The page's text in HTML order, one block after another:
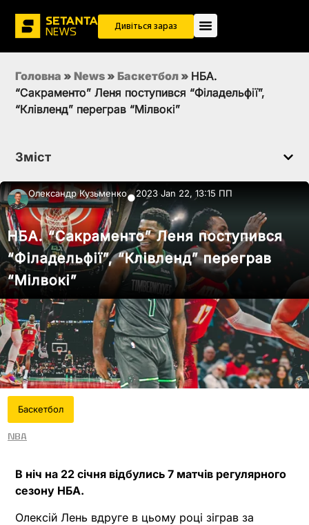
Дивіться зараз
Головна » News » Баскетбол » НБА.
“Сакраменто” Леня поступився “Філадельфії”,
“Клівленд” переграв “Мілвокі”
Зміст
Олександр Кузьменко●2023 Jan 22, 13:15 ПП
НБА. “Сакраменто” Леня поступився
“Філадельфії”, “Клівленд” переграв
“Мілвокі”
Баскетбол
NBA
В ніч на 22 січня відбулись 7 матчів регулярного
сезону НБА.
Олексій Лень вдруге в цьому році зіграв за